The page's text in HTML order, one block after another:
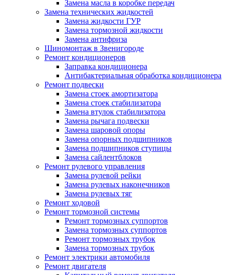
Замена масла в коробке передач
Замена технических жидкостей
Замена жидкости ГУР
Замена тормозной жидкости
Замена антифриза
Шиномонтаж в Звенигороде
Ремонт кондиционеров
Заправка кондиционера
Антибактериальная обработка кондиционера
Ремонт подвески
Замена стоек амортизатора
Замена стоек стабилизатора
Замена втулок стабилизатора
Замена рычага подвески
Замена шаровой опоры
Замена опорных подшипников
Замена подшипников ступицы
Замена сайлентблоков
Ремонт рулевого управления
Замена рулевой рейки
Замена рулевых наконечников
Замена рулевых тяг
Ремонт ходовой
Ремонт тормозной системы
Ремонт тормозных суппортов
Замена тормозных суппортов
Ремонт тормозных трубок
Замена тормозных трубок
Ремонт электрики автомобиля
Ремонт двигателя